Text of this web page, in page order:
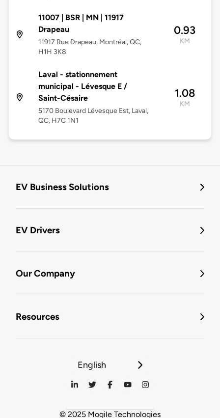
11007 | BSR | MN | 11917
Drapeau
11917 Rue Drapeau, Montréal, QC,
H1H 3K8
0.93
KM
Laval - stationnement
municipal - Lévesque E /
Saint-Césaire
5170 Boulevard Lévesque Est, Laval,
QC, H7C 1N1
1.08
KM
EV Business Solutions
EV Drivers
Our Company
Resources
English
© 2025 Mogile Technologies